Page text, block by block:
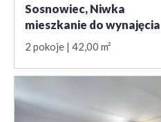
Sosnowiec, Niwka
mieszkanie do wynajęcia
2 pokoje 42,00 m²